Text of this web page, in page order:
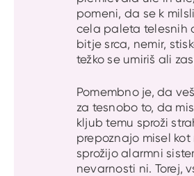
pomeni, da se k
cela paleta telesnih
bitje srca, nemir,
težko se umiriš ali
Pomembno je, da
za tesnobo to, da
kljub temu sproži
prepoznajo misel
sprožijo alarmni
nevarnosti ni. Torej,